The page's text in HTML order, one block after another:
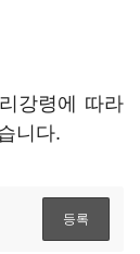
강령에 따라
니다.